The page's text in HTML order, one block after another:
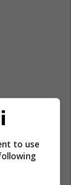
to use